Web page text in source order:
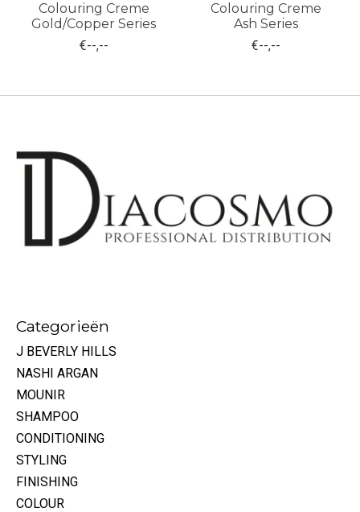
Colouring Creme
Gold/Copper Series
€--,--
Colouring Creme
Ash Series
€--,--
Categorieën
J BEVERLY HILLS
NASHI ARGAN
MOUNIR
SHAMPOO
CONDITIONING
STYLING
FINISHING
COLOUR